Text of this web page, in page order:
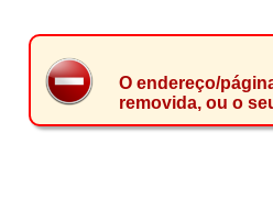
O endereço/
removida, ou o